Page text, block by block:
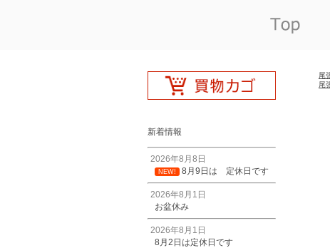
新着情報
2026年8月8日
NEW! 8月9日は 定休日です
2026年8月1日
お盆休み
2026年8月1日
8月2日は定休日です
尾
尾